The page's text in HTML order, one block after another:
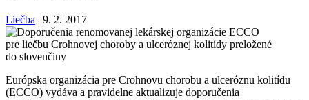
Liečba | 9. 2. 2017
Európska organizácia pre Crohnovu chorobu a ulceróznu kolitídu
(ECCO) vydáva a pravidelne aktualizuje doporučenia